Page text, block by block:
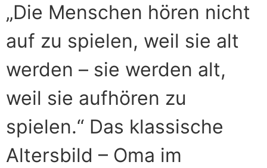
„Die Menschen hören nicht
auf zu spielen, weil sie alt
werden – sie werden alt,
weil sie aufhören zu
spielen.“ Das klassische
Altersbild – Oma im